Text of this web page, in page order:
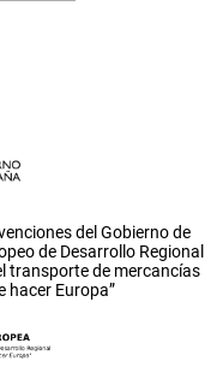
del Gobierno de
de Desarrollo Regional
transporte de mercancías
hacer Europa”